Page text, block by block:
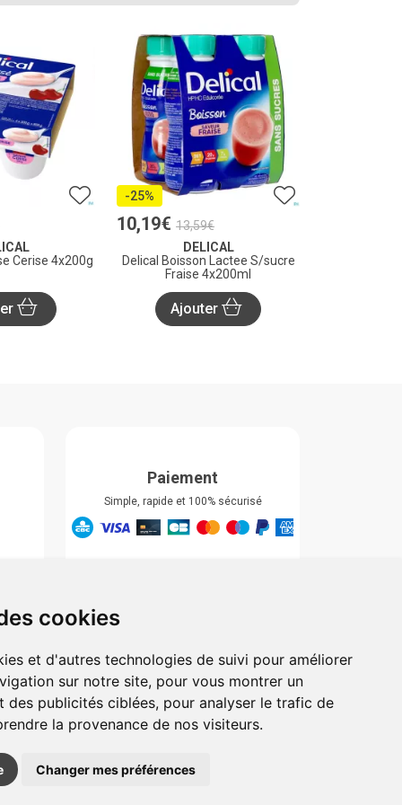
cookies
et d'autres technologies de suivi pour améliorer
sur notre site, pour vous montrer un
des publicités ciblées, pour analyser le trafic de
la provenance de nos visiteurs.
Changer mes préférences
Cerise 4x200g
-25%
10,19€ 13,59€
DELICAL
Delical Boisson Lactee S/sucre
Fraise 4x200ml
Ajouter
Paiement
Simple, rapide et 100% sécurisé